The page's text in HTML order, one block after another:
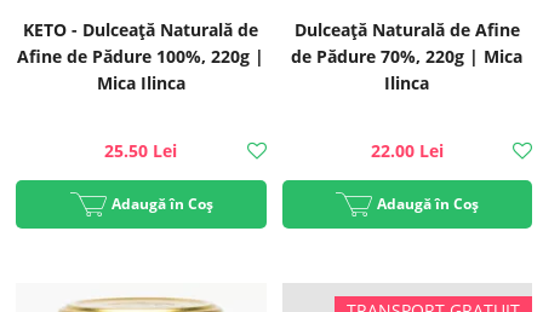
KETO - Dulceață Naturală de
Afine de Pădure 100%, 220g |
Mica Ilinca
25.50 Lei
Adaugă în Coș
Dulceață Naturală de Afine
de Pădure 70%, 220g | Mica
Ilinca
22.00 Lei
Adaugă în Coș